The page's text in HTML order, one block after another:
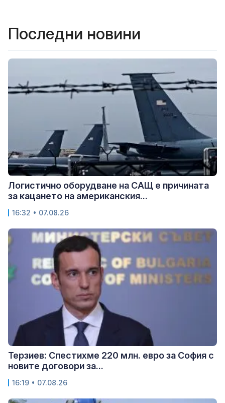
Последни новини
Логистично оборудване на САЩ е причината
за кацането на американския...
16:32 • 07.08.26
Терзиев: Спестихме 220 млн. евро за София с
новите договори за...
16:19 • 07.08.26